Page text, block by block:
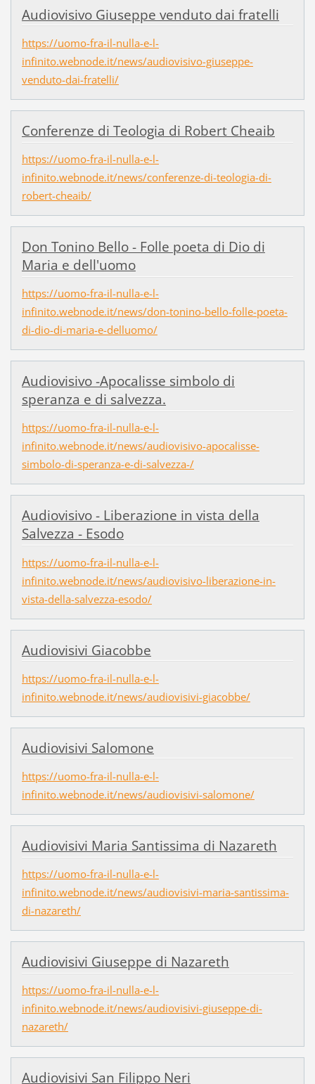
Audiovisivo Giuseppe venduto dai fratelli
https://uomo-fra-il-nulla-e-l-
infinito.webnode.it/news/audiovisivo-giuseppe-
venduto-dai-fratelli/
Conferenze di Teologia di Robert Cheaib
https://uomo-fra-il-nulla-e-l-
infinito.webnode.it/news/conferenze-di-teologia-di-
robert-cheaib/
Don Tonino Bello - Folle poeta di Dio di
Maria e dell'uomo
https://uomo-fra-il-nulla-e-l-
infinito.webnode.it/news/don-tonino-bello-folle-poeta-
di-dio-di-maria-e-delluomo/
Audiovisivo -Apocalisse simbolo di
speranza e di salvezza.
https://uomo-fra-il-nulla-e-l-
infinito.webnode.it/news/audiovisivo-apocalisse-
simbolo-di-speranza-e-di-salvezza-/
Audiovisivo - Liberazione in vista della
Salvezza - Esodo
https://uomo-fra-il-nulla-e-l-
infinito.webnode.it/news/audiovisivo-liberazione-in-
vista-della-salvezza-esodo/
Audiovisivi Giacobbe
https://uomo-fra-il-nulla-e-l-
infinito.webnode.it/news/audiovisivi-giacobbe/
Audiovisivi Salomone
https://uomo-fra-il-nulla-e-l-
infinito.webnode.it/news/audiovisivi-salomone/
Audiovisivi Maria Santissima di Nazareth
https://uomo-fra-il-nulla-e-l-
infinito.webnode.it/news/audiovisivi-maria-santissima-
di-nazareth/
Audiovisivi Giuseppe di Nazareth
https://uomo-fra-il-nulla-e-l-
infinito.webnode.it/news/audiovisivi-giuseppe-di-
nazareth/
Audiovisivi San Filippo Neri